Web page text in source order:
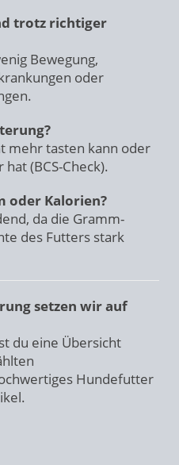
trotz richtiger
Bewegung,
oder
mehr tasten kann oder
(BCS-Check).
oder Kalorien?
da die Gramm-
des Futters stark
setzen wir auf
du eine Übersicht
Hundefutter